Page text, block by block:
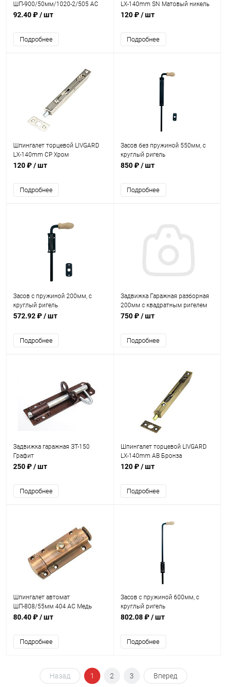
ШП-900/50мм/1020-2/505 AC
Медь
92.40 ₽/ шт
Подробнее
LX-140mm SN Матовый никель
120 ₽/ шт
Подробнее
Шпингалет торцевой LIVGARD
LX-140mm CP Хром
120 ₽/ шт
Подробнее
Засов без пружиной 550мм, с
круглый ригель
850 ₽/ шт
Подробнее
Засов с пружиной 200мм, с
круглый ригель
572.92 ₽/ шт
Подробнее
Задвижка Гаражная разборная
200мм с квадратным ригелем
Графит
750 ₽/ шт
Подробнее
Задвижка гаражная ЗТ-150
Графит
250 ₽/ шт
Подробнее
Шпингалет торцевой LIVGARD
LX-140mm AB Бронза
120 ₽/ шт
Подробнее
Шпингалет автомат
ШП-808/55мм 404 AC Медь
80.40 ₽/ шт
Подробнее
Засов с пружиной 600мм, с
круглый ригель
802.08 ₽/ шт
Подробнее
Назад 1 2 3 Вперед